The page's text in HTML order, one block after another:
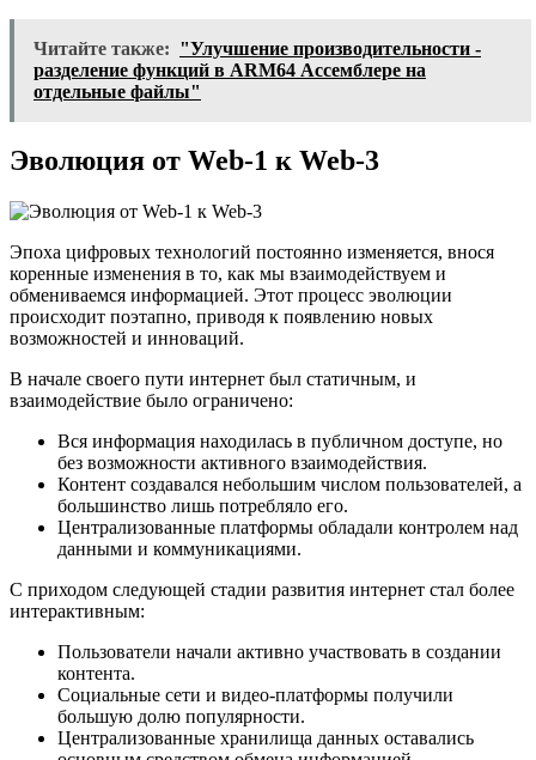
Читайте также: "Улучшение производительности -
разделение функций в ARM64 Ассемблере на
отдельные файлы"
Эволюция от Web-1 к Web-3
Эпоха цифровых технологий постоянно изменяется, внося
коренные изменения в то, как мы взаимодействуем и
обмениваемся информацией. Этот процесс эволюции
происходит поэтапно, приводя к появлению новых
возможностей и инноваций.
В начале своего пути интернет был статичным, и
взаимодействие было ограничено:
Вся информация находилась в публичном доступе, но
без возможности активного взаимодействия.
Контент создавался небольшим числом пользователей, а
большинство лишь потребляло его.
Централизованные платформы обладали контролем над
данными и коммуникациями.
С приходом следующей стадии развития интернет стал более
интерактивным:
Пользователи начали активно участвовать в создании
контента.
Социальные сети и видео-платформы получили
большую долю популярности.
Централизованные хранилища данных оставались